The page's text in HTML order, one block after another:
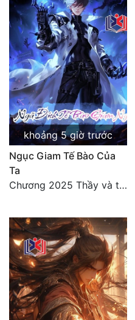
Vô Sỉ
Điềm Đạm
khoảng 5 giờ trước
Ngục Giam Tế Bào Của
Ta
Chương 2025 Thầy và trò